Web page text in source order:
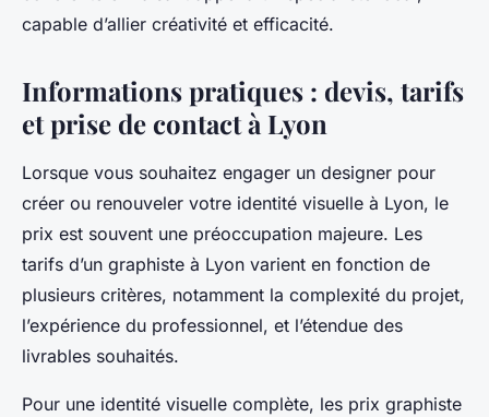
capable d’allier créativité et efficacité.
Informations pratiques : devis, tarifs
et prise de contact à Lyon
Lorsque vous souhaitez engager un designer pour
créer ou renouveler votre identité visuelle à Lyon, le
prix est souvent une préoccupation majeure. Les
tarifs d’un graphiste à Lyon varient en fonction de
plusieurs critères, notamment la complexité du projet,
l’expérience du professionnel, et l’étendue des
livrables souhaités.
Pour une identité visuelle complète, les prix graphiste